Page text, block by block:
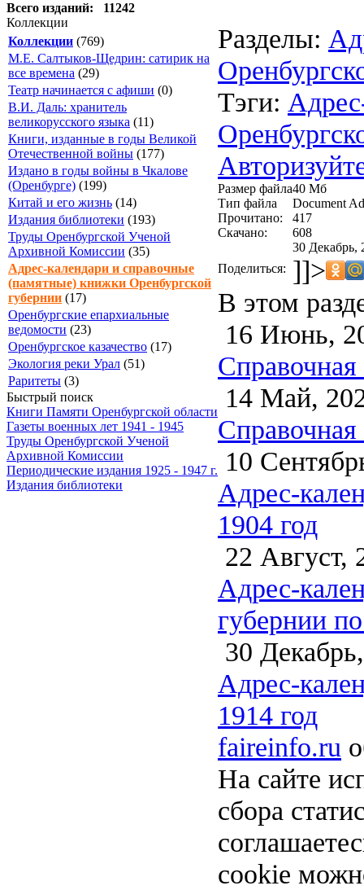
Всего изданий: 11242
Коллекции
Коллекции (769)
М.Е. Салтыков-Щедрин: сатирик на
все времена (29)
Театр начинается с афиши (0)
В.И. Даль: хранитель
великорусского языка (11)
Книги, изданные в годы Великой
Отечественной войны (177)
Издано в годы войны в Чкалове
(Оренбурге) (199)
Китай и его жизнь (14)
Издания библиотеки (193)
Труды Оренбургской Ученой
Архивной Комиссии (35)
Адрес-календари и справочные
(памятные) книжки Оренбургской
губернии (17)
Оренбургские епархиальные
ведомости (23)
Оренбургское казачество (17)
Экология реки Урал (51)
Раритеты (3)
Быстрый поиск
Книги Памяти Оренбургской области
Газеты военных лет 1941 - 1945
Труды Оренбургской Ученой
Архивной Комиссии
Периодические издания 1925 - 1947 г.
Издания библиотеки
Разделы:
Тэги:
Размер файла40 Мб
Тип файла
Document
Прочитано:
417
Скачано:
608
30 Декабрь,
Поделиться: ]]>
В этом
16 Июнь,
14 Май,
10
Адрес-
1904 год
22 Август,
Адрес-
губернии
30
Адрес-
1914 год
faireinfo.ru
На сайте
сбора
cookie